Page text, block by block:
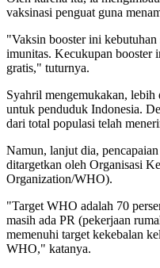
vaksinasi penguat guna
"Vaksin booster ini
imunitas. Kecukupan booster
gratis," tuturnya.
Syahril mengemukakan,
untuk penduduk Indonesia.
dari total populasi telah
Namun, lanjut dia,
ditargetkan oleh Organisasi
Organization/WHO).
"Target WHO adalah 70
masih ada PR (pekerjaan
memenuhi target kekebalan
WHO," katanya.